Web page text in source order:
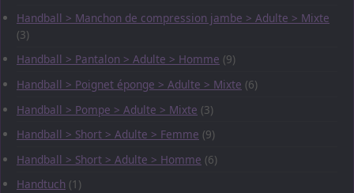
Handball > Manchon de compression jambe > Adulte > Mixte
(3)
Handball > Pantalon > Adulte > Homme (9)
Handball > Poignet éponge > Adulte > Mixte (6)
Handball > Pompe > Adulte > Mixte (3)
Handball > Short > Adulte > Femme (9)
Handball > Short > Adulte > Homme (6)
Handtuch (1)